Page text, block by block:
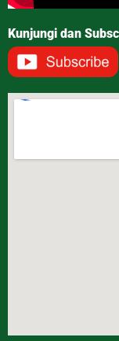
Kunjungi dan